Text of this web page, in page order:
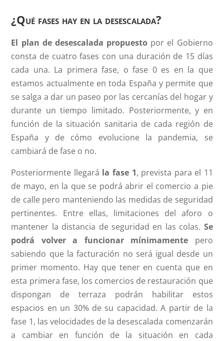
¿Qué fases hay en la desescalada?
El plan de desescalada propuesto por el Gobierno
consta de cuatro fases con una duración de 15 días
cada una. La primera fase, o fase 0 es en la que
estamos actualmente en toda España y permite que
se salga a dar un paseo por las cercanías del hogar y
durante un tiempo limitado. Posteriormente, y en
función de la situación sanitaria de cada región de
España y de cómo evolucione la pandemia, se
cambiará de fase o no.
Posteriormente llegará la fase 1, prevista para el 11
de mayo, en la que se podrá abrir el comercio a pie
de calle pero manteniendo las medidas de seguridad
pertinentes. Entre ellas, limitaciones del aforo o
mantener la distancia de seguridad en las colas. Se
podrá volver a funcionar mínimamente pero
sabiendo que la facturación no será igual desde un
primer momento. Hay que tener en cuenta que en
esta primera fase, los comercios de restauración que
dispongan de terraza podrán habilitar estos
espacios en un 30% de su capacidad. A partir de la
fase 1, las velocidades de la desescalada comenzarán
a cambiar en función de la situación en cada